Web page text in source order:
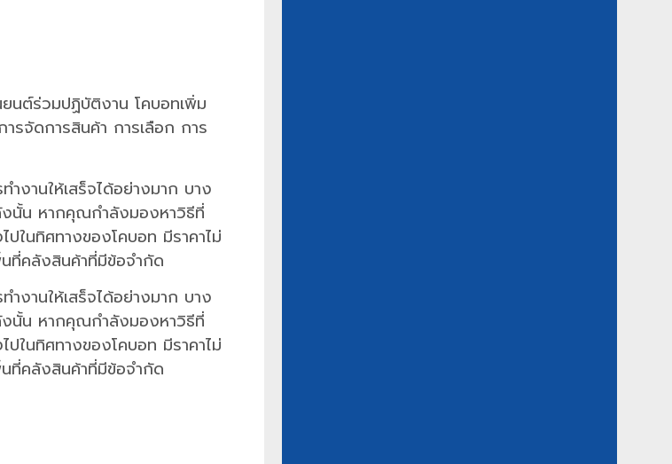
นต์ร่วมปฏิบัติงาน โคบอทเพิ่ม
รจัดการสินค้า การเลือก การ
ำงานให้เสร็จได้อย่างมาก บาง
งนั้น หากคุณกำลังมองหาวิธีที่
ในทิศทางของโคบอท มีราคาไม่
ที่คลังสินค้าที่มีข้อจำกัด
ำงานให้เสร็จได้อย่างมาก บาง
งนั้น หากคุณกำลังมองหาวิธีที่
ในทิศทางของโคบอท มีราคาไม่
ที่คลังสินค้าที่มีข้อจำกัด